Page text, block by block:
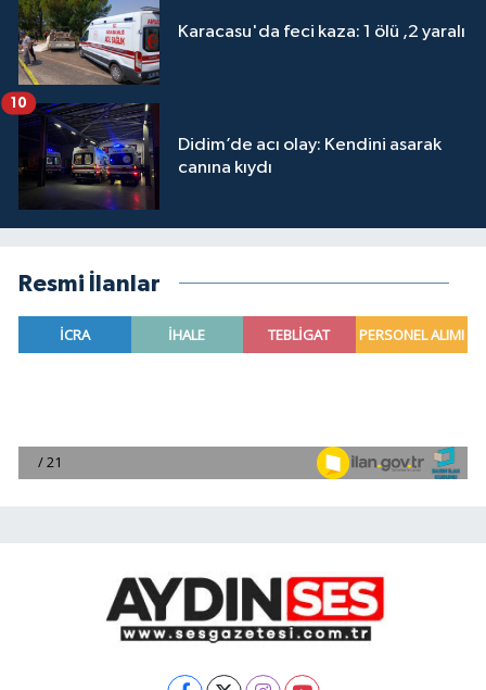
Karacasu'da feci kaza: 1 ölü ,2 yaralı
Didim’de acı olay: Kendini asarak
canına kıydı
10
Resmi İlanlar